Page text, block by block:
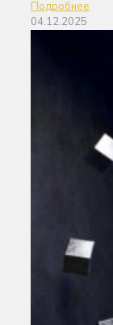
Подробнее
04.12.2025